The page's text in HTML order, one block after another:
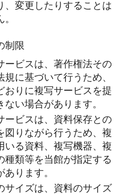
、変更したりすることは
制限
ービスは、著作権法その
規に基づいて行うため、
おりに複写サービスを提
ない場合があります。
ービスは、資料保存との
図りながら行うため、複
いる資料、複写機器、複
種類等を当館が指定する
あります。
サイズは、資料のサイズ